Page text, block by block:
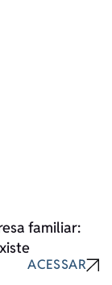
familiar:
ACESSAR